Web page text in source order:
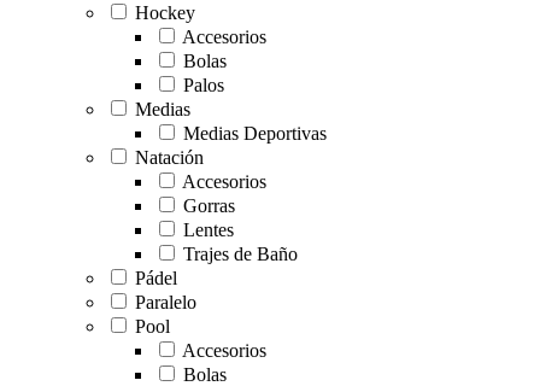
Hockey
Accesorios
Bolas
Palos
Medias
Medias Deportivas
Natación
Accesorios
Gorras
Lentes
Trajes de Baño
Pádel
Paralelo
Pool
Accesorios
Bolas